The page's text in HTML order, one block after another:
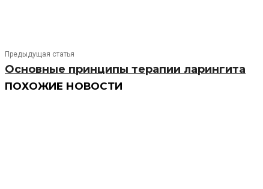
Предыдущая статья
Основные принципы терапии ларингита
ПОХОЖИЕ НОВОСТИ